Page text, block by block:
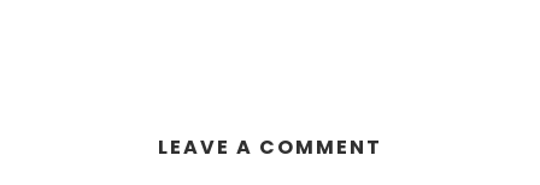
LEAVE A COMMENT